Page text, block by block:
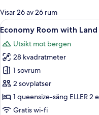
för
rum
Visar 26 av 26 rum
Öppna
alla
foton
för
Economy
Room
with
Land
4
Economy Room with
Utsikt mot bergen
28 kvadratmeter
1 sovrum
2 sovplatser
1 queensize-säng ELLER 2
Gratis wi-fi